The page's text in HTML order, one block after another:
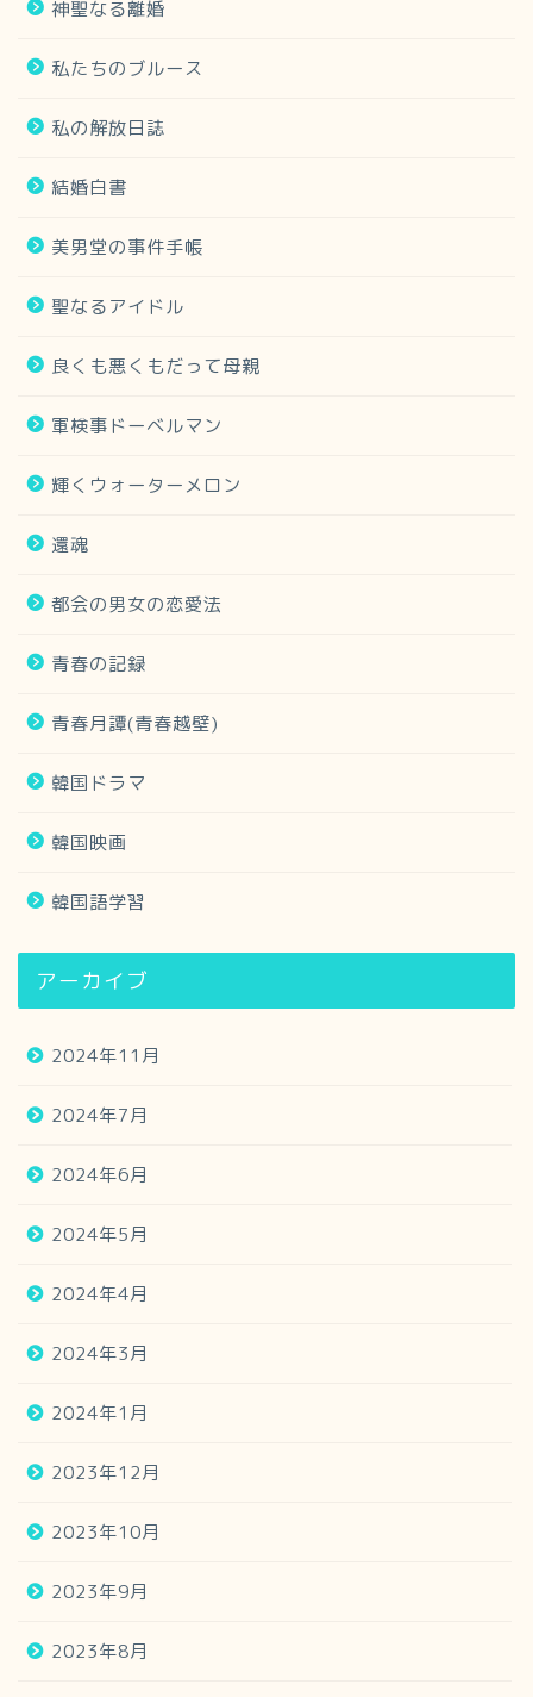
神聖なる離婚
私たちのブルース
私の解放日誌
結婚白書
美男堂の事件手帳
聖なるアイドル
良くも悪くもだって母親
軍検事ドーベルマン
輝くウォーターメロン
還魂
都会の男女の恋愛法
青春の記録
青春月譚(青春越壁)
韓国ドラマ
韓国映画
韓国語学習
アーカイブ
2024年11月
2024年7月
2024年6月
2024年5月
2024年4月
2024年3月
2024年1月
2023年12月
2023年10月
2023年9月
2023年8月